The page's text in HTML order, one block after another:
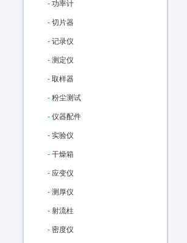
- 功率计
- 切片器
- 记录仪
- 测定仪
- 取样器
- 粉尘测试
- 仪器配件
- 实验仪
- 干燥箱
- 应变仪
- 测厚仪
- 射流柱
- 密度仪